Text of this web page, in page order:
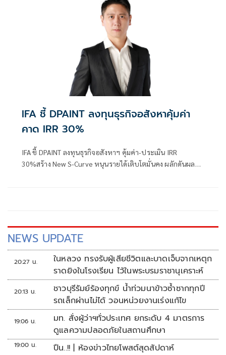
IFA ชี้ DPAINT ลงทุนธุรกิจอสังหาคุ้มค่า
คาด IRR 30%
IFA ชี้ DPAINT ลงทุนธุรกิจอสังหาฯ คุ้มค่า-ประเมิน IRR
30%สร้าง New S-Curve หนุนรายได้เติบโตมั่นคง ผลักดันผล
NEWS UPDATE
20:27 น.
ในหลวง ทรงรับผู้เสียชีวิตและบาดเจ็บจากเหตุก
ราดยิงในโรงเรียน ไว้ในพระบรมราชานุเคราะห์
20:13 น.
ชาวบุรีรัมย์ร้องทุกข์ น้ำท่วมนาข้าวซ้ำซากทุกปี
รถเล็กผ่านไม่ได้ วอนหน่วยงานเร่งแก้ไข
19:06 น.
มท. สั่งผู้ว่าฯทั่วประเทศ ยกระดับ 4 มาตรการ
ดูแลความปลอดภัยในสถานศึกษา
19:00 น. ปืน..!! | ห้องข่าวไทยโพสต์สุดสัปดาห์